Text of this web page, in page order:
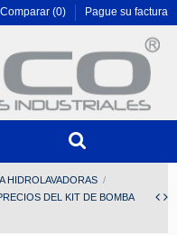
Comparar (0) Pague su factura
HIDROLAVADORAS
DEL KIT DE BOMBA